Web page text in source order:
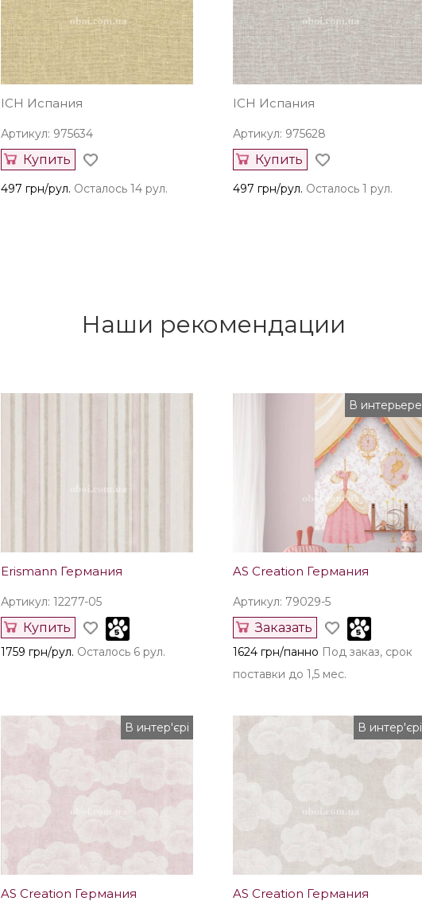
ICH Испания
Артикул: 975634
Купить
497 грн/рул. Осталось 14 рул.
ICH Испания
Артикул: 975628
Купить
497 грн/рул. Осталось 1 рул.
Наши рекомендации
Erismann Германия
Артикул: 12277-05
Купить
1759 грн/рул. Осталось 6 рул.
В интерьере
AS Creation Германия
Артикул: 79029-5
Заказать
1624 грн/панно Под заказ, срок
поставки до 1,5 мес.
В интер'єрі
AS Creation Германия
В интер'єрі
AS Creation Германия